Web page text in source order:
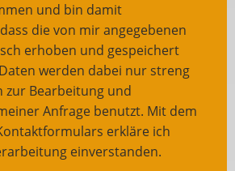
und bin damit
die von mir angegebenen
erhoben und gespeichert
werden dabei nur streng
zur Bearbeitung und
Anfrage benutzt. Mit dem
erkläre ich
einverstanden.